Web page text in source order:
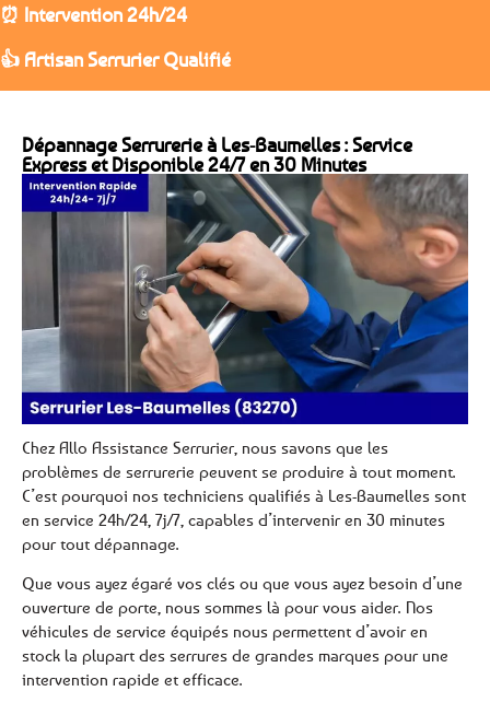
⏰ Intervention 24h/24
👍 Artisan Serrurier Qualifié
Dépannage Serrurerie à Les-Baumelles : Service
Express et Disponible 24/7 en 30 Minutes
Chez Allo Assistance Serrurier, nous savons que les
problèmes de serrurerie peuvent se produire à tout moment.
C’est pourquoi nos techniciens qualifiés à Les-Baumelles sont
en service 24h/24, 7j/7, capables d’intervenir en 30 minutes
pour tout dépannage.
Que vous ayez égaré vos clés ou que vous ayez besoin d’une
ouverture de porte, nous sommes là pour vous aider. Nos
véhicules de service équipés nous permettent d’avoir en
stock la plupart des serrures de grandes marques pour une
intervention rapide et efficace.